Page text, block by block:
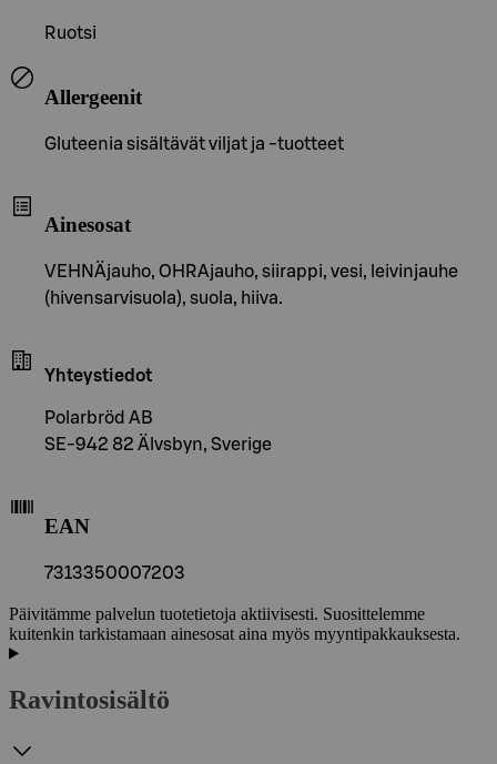
Ruotsi
Allergeenit
Gluteenia sisältävät viljat ja -tuotteet
Ainesosat
VEHNÄjauho, OHRAjauho, siirappi, vesi, leivinjauhe
(hivensarvisuola), suola, hiiva.
Yhteystiedot
Polarbröd AB
SE-942 82 Älvsbyn, Sverige
EAN
7313350007203
Päivitämme palvelun tuotetietoja aktiivisesti. Suosittelemme
kuitenkin tarkistamaan ainesosat aina myös myyntipakkauksesta.
Ravintosisältö